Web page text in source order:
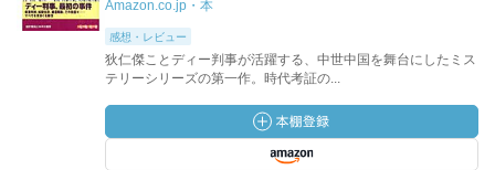
Amazon.co.jp・本
感想・レビュー
狄仁傑ことディー判事が活躍する、中世中国を舞台にしたミス
テリーシリーズの第一作。時代考証の...